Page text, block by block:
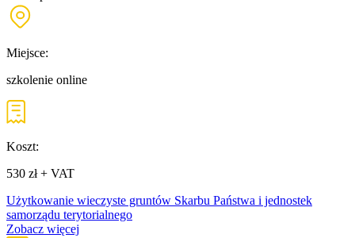
Miejsce:
szkolenie online
Koszt:
530 zł + VAT
Użytkowanie wieczyste gruntów Skarbu Państwa i jednostek
samorządu terytorialnego
Zobacz więcej